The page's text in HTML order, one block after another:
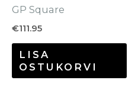
GP Square
€111.95
LISA
OSTUKORVI